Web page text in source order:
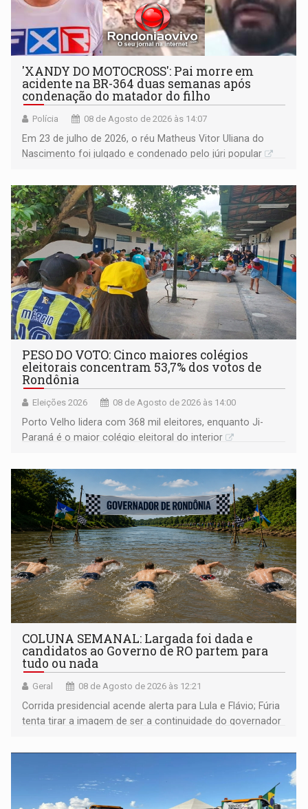
'XANDY DO MOTOCROSS': Pai morre em
acidente na BR-364 duas semanas após
condenação do matador do filho
Polícia 08 de Agosto de 2026 às 14:07
Em 23 de julho de 2026, o réu Matheus Vitor Uliana do
Nascimento foi julgado e condenado pelo júri popular
PESO DO VOTO: Cinco maiores colégios
eleitorais concentram 53,7% dos votos de
Rondônia
Eleições 2026 08 de Agosto de 2026 às 14:00
Porto Velho lidera com 368 mil eleitores, enquanto Ji-
Paraná é o maior colégio eleitoral do interior
COLUNA SEMANAL: Largada foi dada e
candidatos ao Governo de RO partem para
tudo ou nada
Geral 08 de Agosto de 2026 às 12:21
Corrida presidencial acende alerta para Lula e Flávio; Fúria
tenta tirar a imagem de ser a continuidade do governador
não ter entrado no modo eleição; ABAV faz evento em